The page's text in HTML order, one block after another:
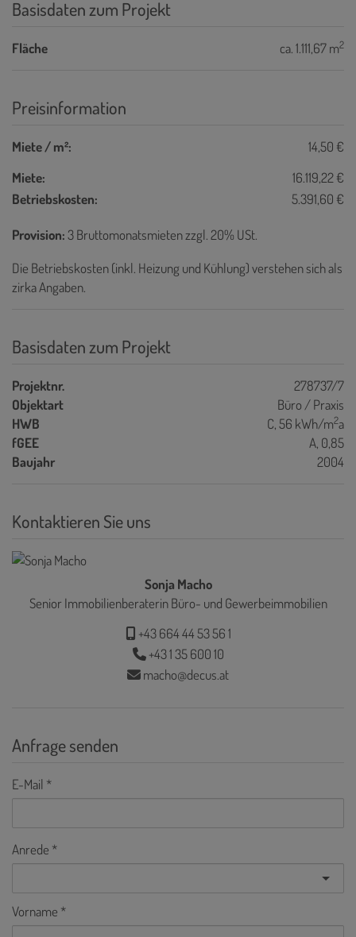
Basisdaten zum Projekt
Fläche ca. 1.111,67 m2
Preisinformation
Miete / m²:
14,50 €
Miete:
16.119,22 €
Betriebskosten:
5.391,60 €
Provision:3 Bruttomonatsmieten zzgl. 20% USt.
Die Betriebskosten (inkl. Heizung und Kühlung) verstehen sich als
zirka Angaben.
Basisdaten zum Projekt
Projektnr.
278737/7
Objektart
Büro / Praxis
HWB
C, 56 kWh/m2a
fGEE
A, 0,85
Baujahr
2004
Kontaktieren Sie uns
Sonja Macho
Senior Immobilienberaterin Büro- und Gewerbeimmobilien
+43 664 44 53 56 1
+43 1 35 600 10
macho@decus.at
Anfrage senden
E-Mail
Anrede
Vorname